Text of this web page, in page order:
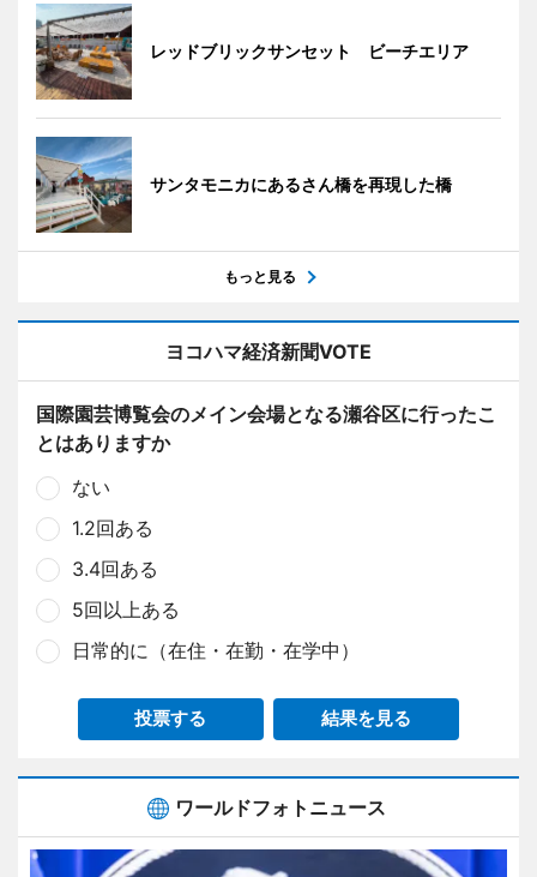
レッドブリックサンセット ビーチエリア
サンタモニカにあるさん橋を再現した橋
もっと見る
ヨコハマ経済新聞VOTE
国際園芸博覧会のメイン会場となる瀬谷区に行ったこ
とはありますか
ない
1.2回ある
3.4回ある
5回以上ある
日常的に（在住・在勤・在学中）
投票する 結果を見る
ワールドフォトニュース